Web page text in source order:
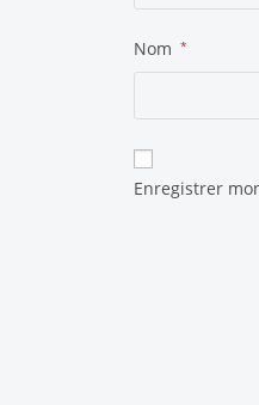
Nom *
Enregistrer